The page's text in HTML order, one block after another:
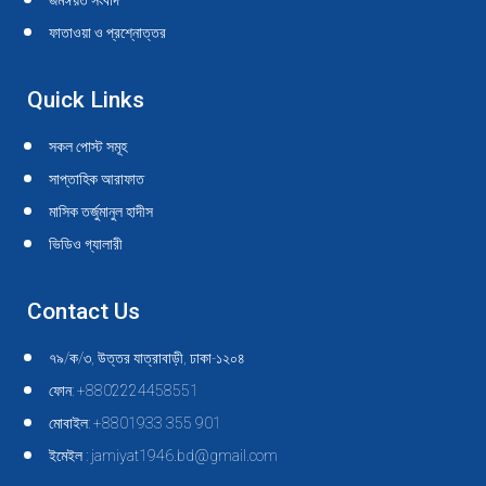
ফাতাওয়া ও প্রশ্নোত্তর
Quick Links
সকল পোস্ট সমূহ
সাপ্তাহিক আরাফাত
মাসিক তর্জুমানুল হাদীস
ভিডিও গ্যালারী
Contact Us
৭৯/ক/৩, উত্তর যাত্রাবাড়ী, ঢাকা-১২০৪
ফোন: +8802224458551
মোবাইল: +8801933 355 901
ইমেইল : jamiyat1946.bd@gmail.com